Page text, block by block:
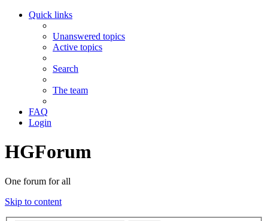
Quick links
Unanswered topics
Active topics
Search
The team
FAQ
Login
HGForum
One forum for all
Skip to content